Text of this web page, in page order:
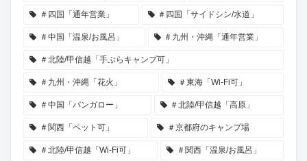
＃四国「通年営業」 ＃四国「サイドシン/水道」
＃中国「温泉/お風呂」 ＃九州・沖縄「通年営業」
＃北陸/甲信越「手ぶらキャンプ可」
＃九州・沖縄「花火」 ＃東海「Wi-Fi可」
＃中国「バンガロー」 ＃北陸/甲信越「高原」
＃関西「ペット可」 ＃京都府のキャンプ場
＃北陸/甲信越「Wi-Fi可」 ＃関西「温泉/お風呂」